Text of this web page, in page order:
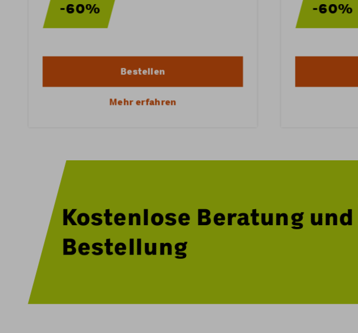
-60%
Bestellen
Mehr erfahren
-60%
Kostenlose Beratung und
Bestellung